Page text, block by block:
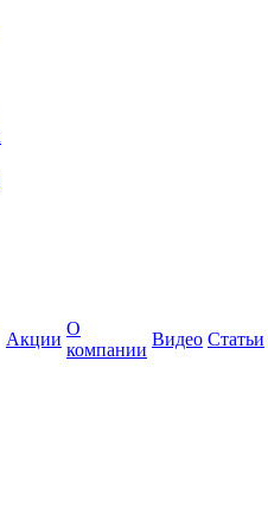
Акции
О
компании
Видео Статьи